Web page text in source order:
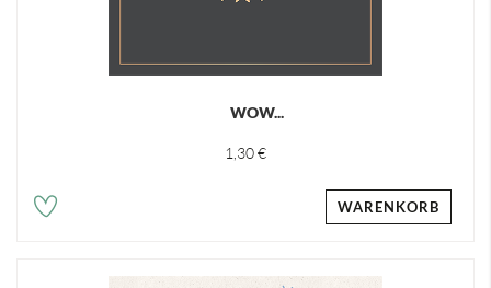
WOW...
1,30 €
WARENKORB